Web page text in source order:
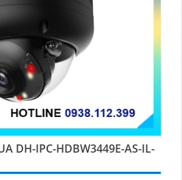
DH-IPC-HDBW3449E-AS-IL-